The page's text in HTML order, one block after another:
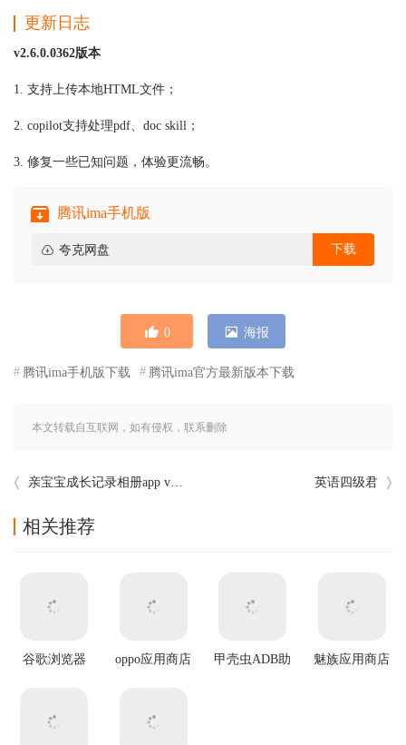
更新日志
v2.6.0.0362版本
1. 支持上传本地HTML文件；
2. copilot支持处理pdf、doc skill；
3. 修复一些已知问题，体验更流畅。
腾讯ima手机版
夸克网盘 下载
0 海报
腾讯ima手机版下载 腾讯ima官方最新版本下载
本文转载自互联网，如有侵权，联系删除
亲宝宝成长记录相册app v11.14.2 英语四级君
相关推荐
谷歌浏览器
oppo应用商店
甲壳虫ADB助
魅族应用商店